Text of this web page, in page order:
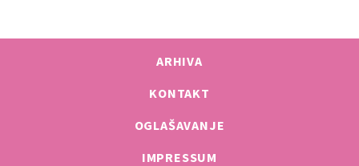
ARHIVA
KONTAKT
OGLAŠAVANJE
IMPRESSUM